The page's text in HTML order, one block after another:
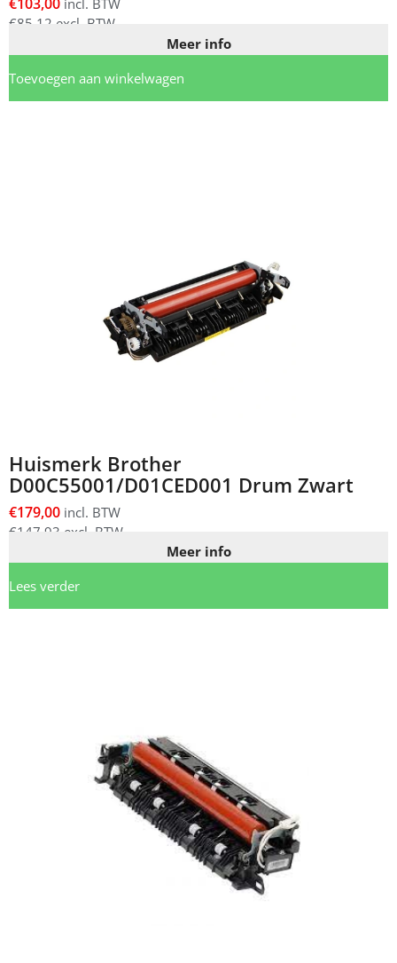
incl. BTW
€85,12 excl. BTW
Meer info
Toevoegen aan winkelwagen
Huismerk Brother
D00C55001/D01CED001 Drum Zwart
€179,00 incl. BTW
€147,93 excl. BTW
Meer info
Lees verder